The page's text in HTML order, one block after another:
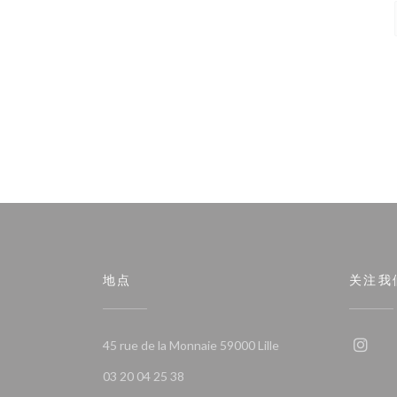
地点
45 rue de la Monnaie 59000 Lille((在新窗口中打开))
03 20 04 25 38
关注我